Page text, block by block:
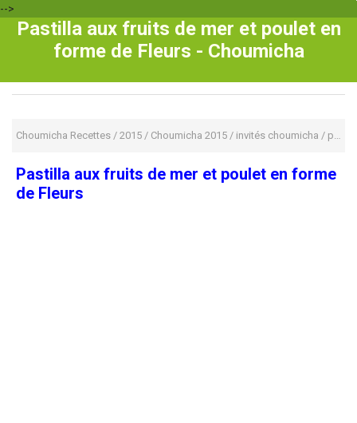
-->
Pastilla aux fruits de mer et poulet en
forme de Fleurs - Choumicha
Choumicha Recettes / 2015 / Choumicha 2015 / invités choumicha / pastilla
Pastilla aux fruits de mer et poulet en forme
de Fleurs